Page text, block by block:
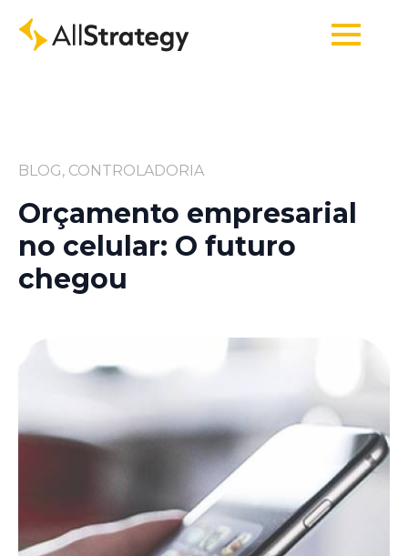
BLOG, CONTROLADORIA
Orçamento empresarial
no celular: O futuro
chegou